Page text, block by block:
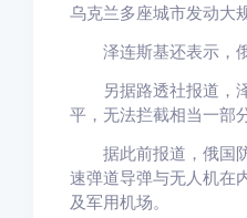
乌克兰多座城市发动大
泽连斯基还表示，俄
另据路透社报道，泽
平，无法拦截相当一部
据此前报道，俄国防
速弹道导弹与无人机在
及军用机场。